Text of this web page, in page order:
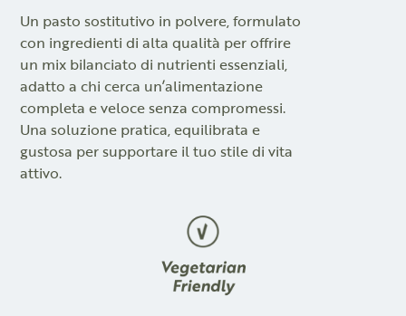
Un pasto sostitutivo in polvere, formulato
con ingredienti di alta qualità per offrire
un mix bilanciato di nutrienti essenziali,
adatto a chi cerca un’alimentazione
completa e veloce senza compromessi.
Una soluzione pratica, equilibrata e
gustosa per supportare il tuo stile di vita
attivo.